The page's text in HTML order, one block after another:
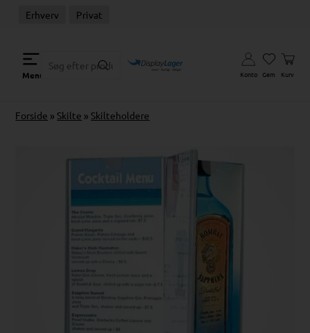
Erhverv Privat
Menu Konto Gem Kurv
Forside » Skilte » Skilteholdere